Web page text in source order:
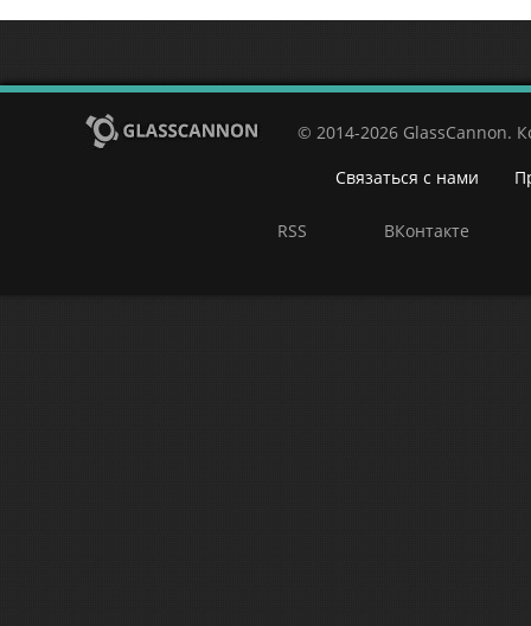
© 2014-2026 GlassCannon.
Связаться с нами
RSS ВКонтакте